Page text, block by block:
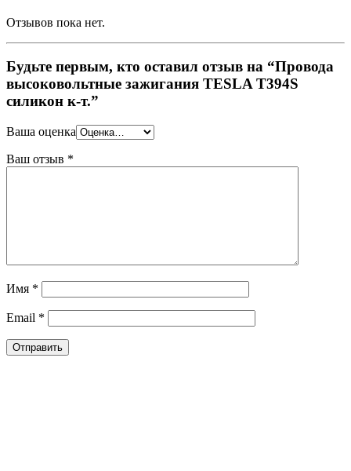
Отзывов пока нет.
Будьте первым, кто оставил отзыв на “Провода
высоковольтные зажигания TESLA T394S
силикон к-т.”
Ваша оценка
Ваш отзыв *
Имя *
Email *